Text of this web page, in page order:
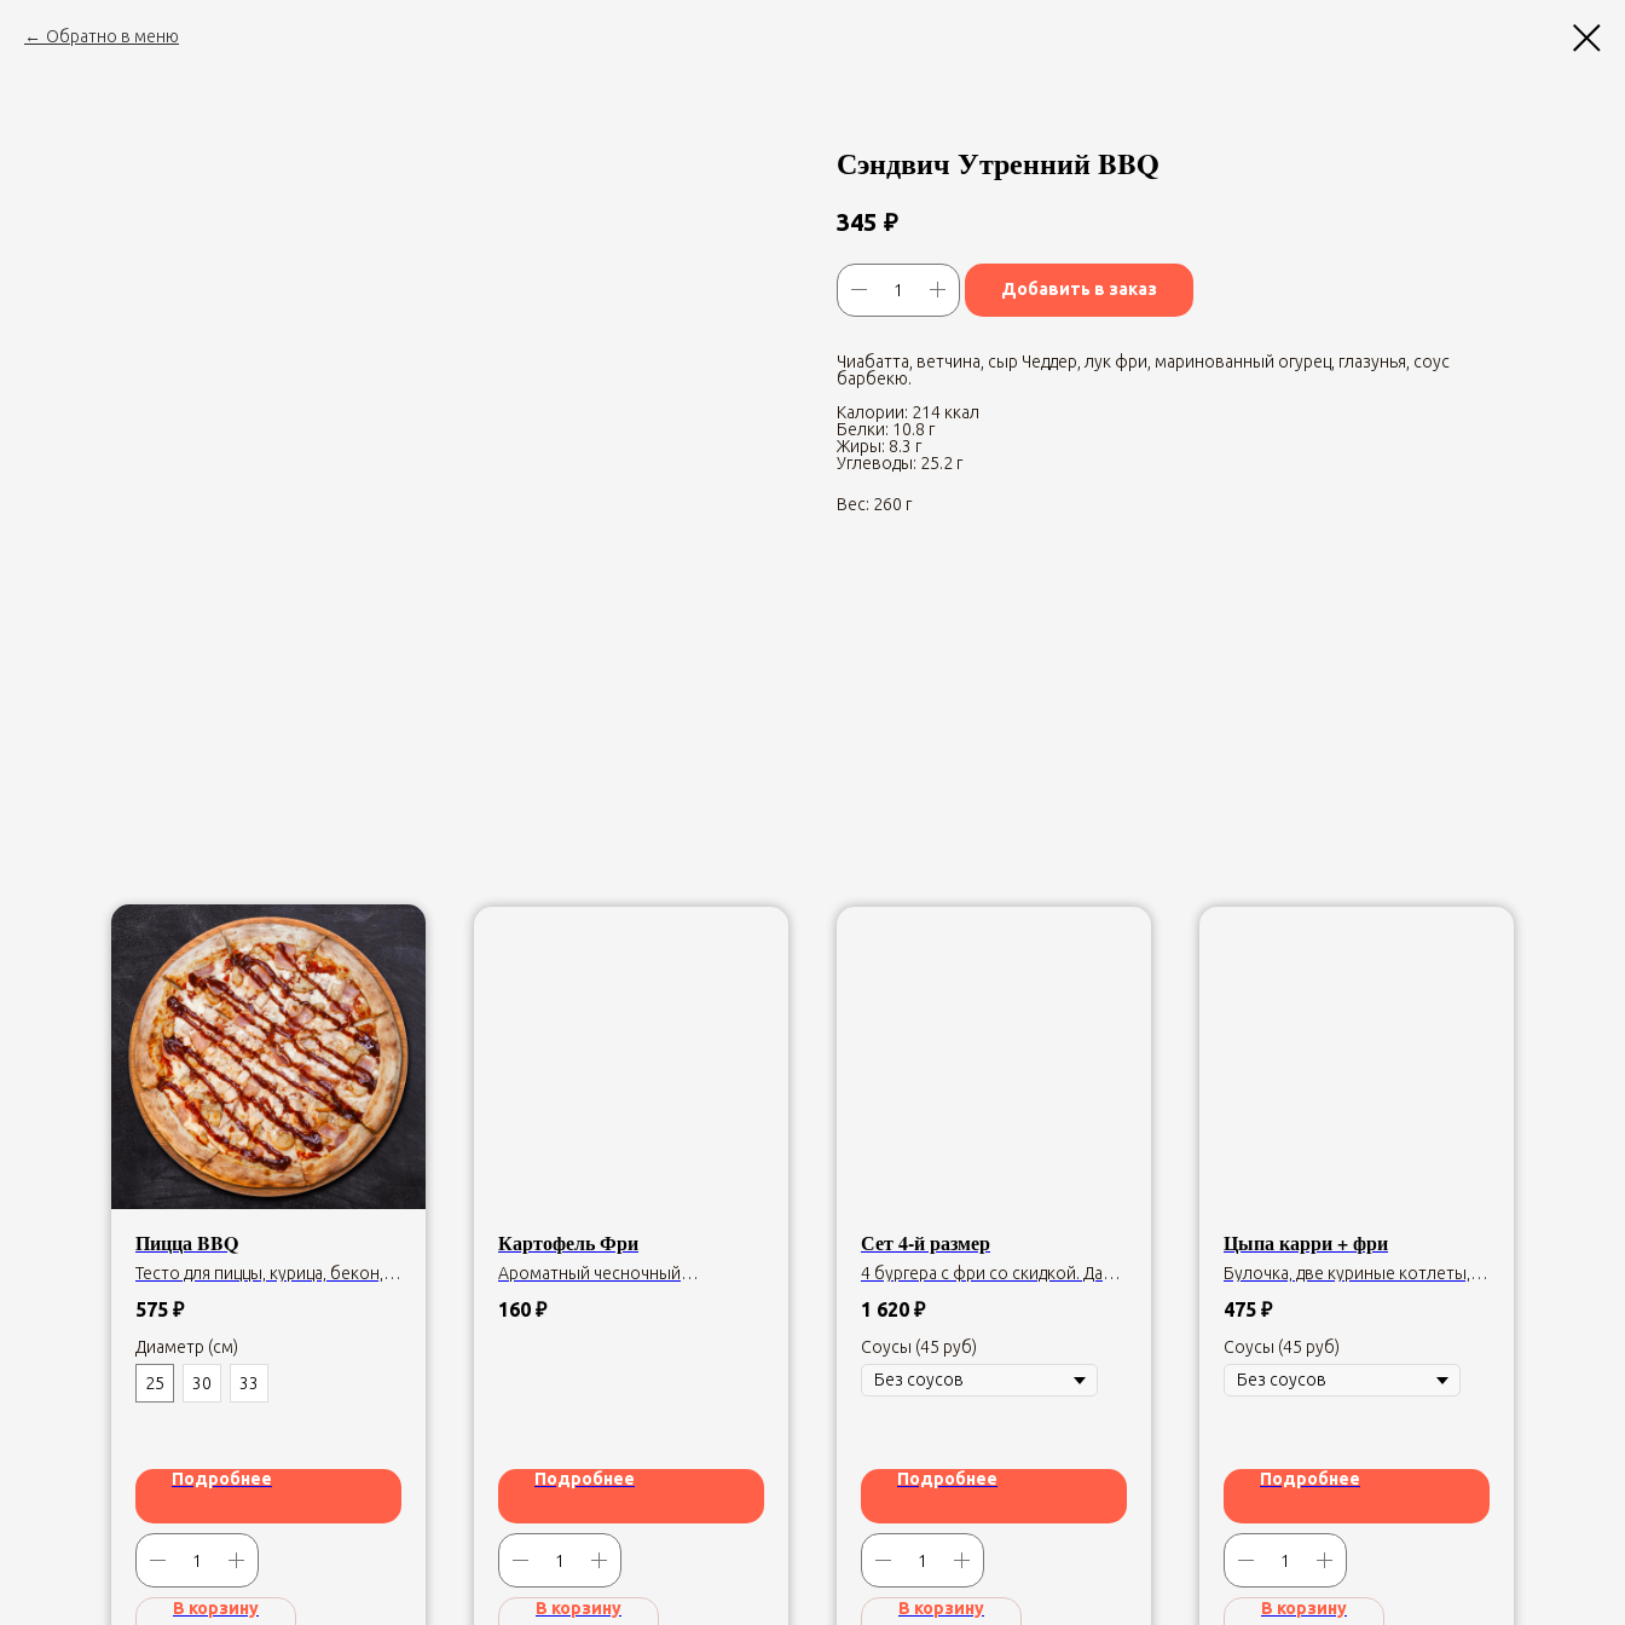
Обратно в меню
Сэндвич Утренний BBQ
345 ₽
Добавить в заказ
Чиабатта, ветчина, сыр Чеддер, лук фри, маринованный огурец, глазунья, соус
барбекю.
Калории: 214 ккал
Белки: 10.8 г
Жиры: 8.3 г
Углеводы: 25.2 г
Вес: 260 г
Пицца BBQ
Тесто для пиццы, курица, бекон,
красный, соус барбекю.
575 ₽
Диаметр (см)
25
30 33
Подробнее
В корзину
Картофель Фри
Ароматный чесночный
дополнение к бургеру.
160 ₽
Подробнее
В корзину
Сет 4-й размер
4 бургера с фри со скидкой. Дабл
Русский
1 620 ₽
Соусы (45 руб)
Подробнее
В корзину
Цыпа карри + фри
Булочка, две куриные котлеты,
сливочный сыр, лук фри,
карри, томат, салат айсберг.
475 ₽
Соусы (45 руб)
Подробнее
В корзину